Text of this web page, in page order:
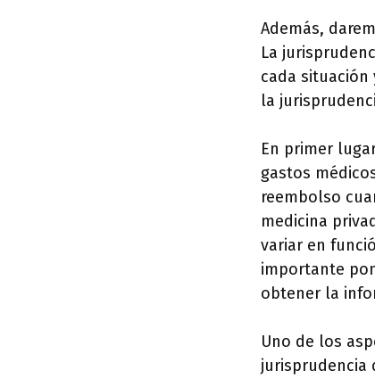
Además,
La
cada
la
En primer
gastos
reembolso
medicina
variar en
importante
obtener la
Uno de los
jurisprudencia